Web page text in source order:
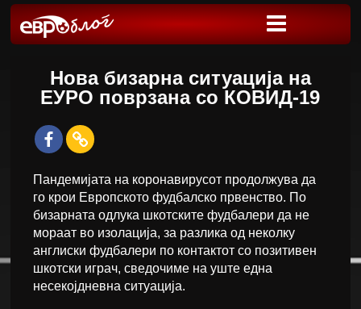
Нова бизарна ситуација на
ЕУРО поврзана со КОВИД-19
Пандемијата на коронавирусот продолжува да
го крои Европското фудбалско првенство. По
бизарната одлука шкотските фудбалери да не
мораат во изолација, за разлика од неколку
англиски фудбалери по контактот со позитивен
шкотски играч, сведочиме на уште една
несекојдневна ситуација.